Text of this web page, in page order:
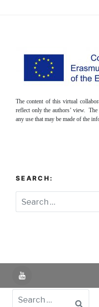
The content of this virtual
reflect only the authors’ view.
any use that may be made of the
SEARCH:
YouTube